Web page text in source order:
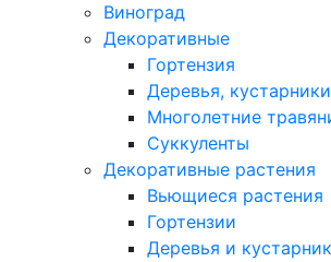
Виноград
Декоративные
Гортензия
Деревья,
Многолетние
Суккуленты
Декоративные растения
Вьющиеся растения
Гортензии
Деревья и